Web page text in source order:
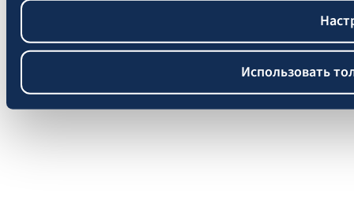
Использовать